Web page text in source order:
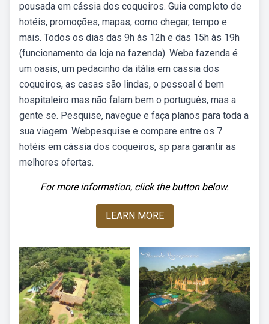
pousada em cássia dos coqueiros. Guia completo de
hotéis, promoções, mapas, como chegar, tempo e
mais. Todos os dias das 9h às 12h e das 15h às 19h
(funcionamento da loja na fazenda). Weba fazenda é
um oasis, um pedacinho da itália em cassia dos
coqueiros, as casas são lindas, o pessoal é bem
hospitaleiro mas não falam bem o português, mas a
gente se. Pesquise, navegue e faça planos para toda a
sua viagem. Webpesquise e compare entre os 7
hotéis em cássia dos coqueiros, sp para garantir as
melhores ofertas.
For more information, click the button below.
LEARN MORE